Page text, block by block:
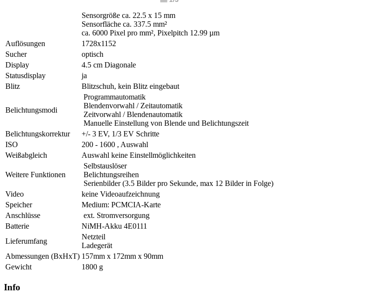
Sensorgröße ca. 22.5 x 15 mm
Sensorfläche ca. 337.5 mm²
ca. 6000 Pixel pro mm², Pixelpitch 12.99 µm
Auflösungen
1728x1152
Sucher
optisch
Display
4.5 cm Diagonale
Statusdisplay
ja
Blitz
Blitzschuh, kein Blitz eingebaut
Belichtungsmodi
Programmautomatik
Blendenvorwahl / Zeitautomatik
Zeitvorwahl / Blendenautomatik
Manuelle Einstellung von Blende und Belichtungszeit
Belichtungskorrektur
+/- 3 EV, 1/3 EV Schritte
ISO
200 - 1600 , Auswahl
Weißabgleich
Auswahl keine Einstellmöglichkeiten
Weitere Funktionen
Selbstauslöser
Belichtungsreihen
Serienbilder (3.5 Bilder pro Sekunde, max 12 Bilder in Folge)
Video
keine Videoaufzeichnung
Speicher
Medium: PCMCIA-Karte
Anschlüsse
ext. Stromversorgung
Batterie
NiMH-Akku 4E0111
Lieferumfang
Netzteil
Ladegerät
Abmessungen (BxHxT) 157mm x 172mm x 90mm
Gewicht
1800 g
Info